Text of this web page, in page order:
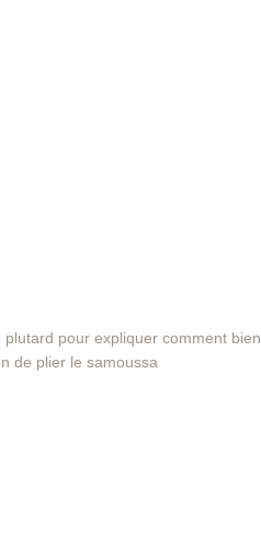
pour expliquer comment bien
de plier le samoussa